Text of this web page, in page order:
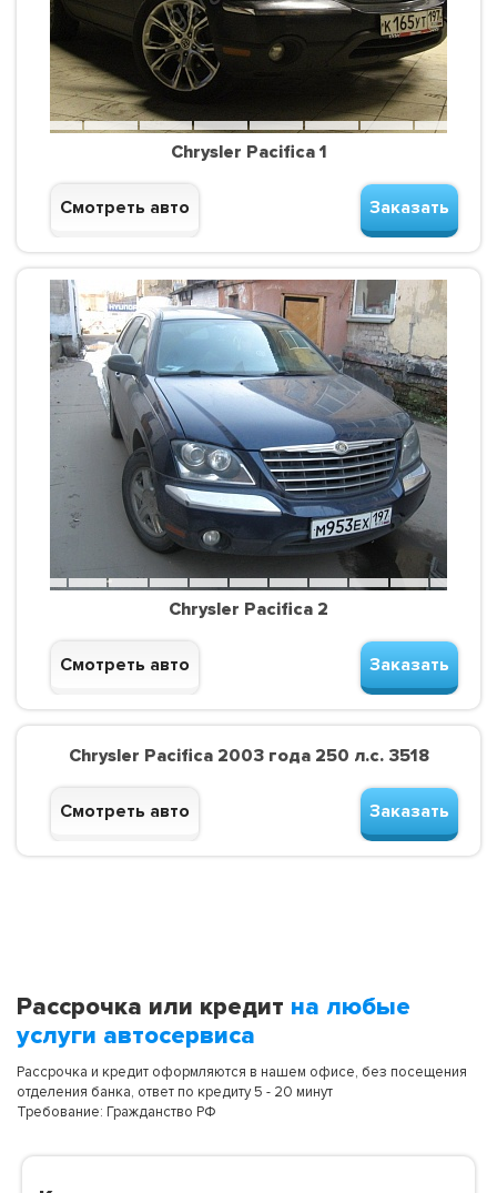
Chrysler Pacifica 1
Смотреть авто Заказать
Chrysler Pacifica 2
Смотреть авто Заказать
Chrysler Pacifica 2003 года 250 л.с. 3518
Смотреть авто Заказать
Рассрочка или кредит на любые
услуги автосервиса
Рассрочка и кредит оформляются в нашем офисе, без посещения
отделения банка, ответ по кредиту 5 - 20 минут
Требование: Гражданство РФ